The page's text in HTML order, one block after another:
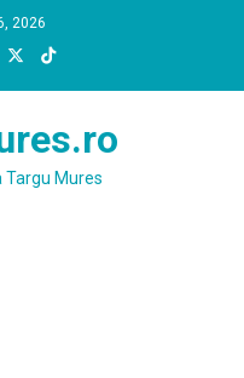
2026
Targu Mures